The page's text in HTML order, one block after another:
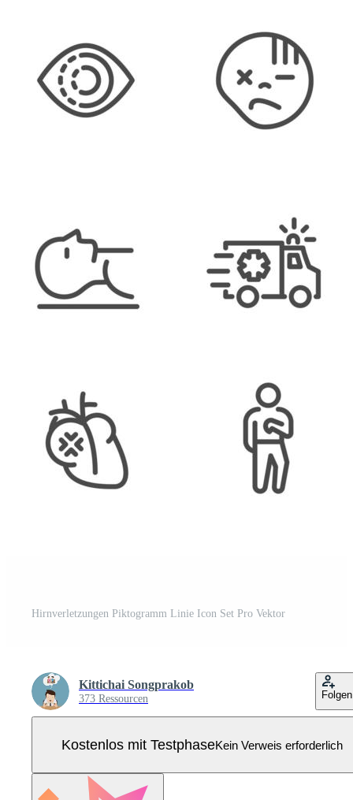
Hirnverletzungen Piktogramm Linie Icon Set Pro Vektor
Kittichai Songprakob
373 Ressourcen Folgen
Kostenlos mit TestphaseKein Verweis erforderlich